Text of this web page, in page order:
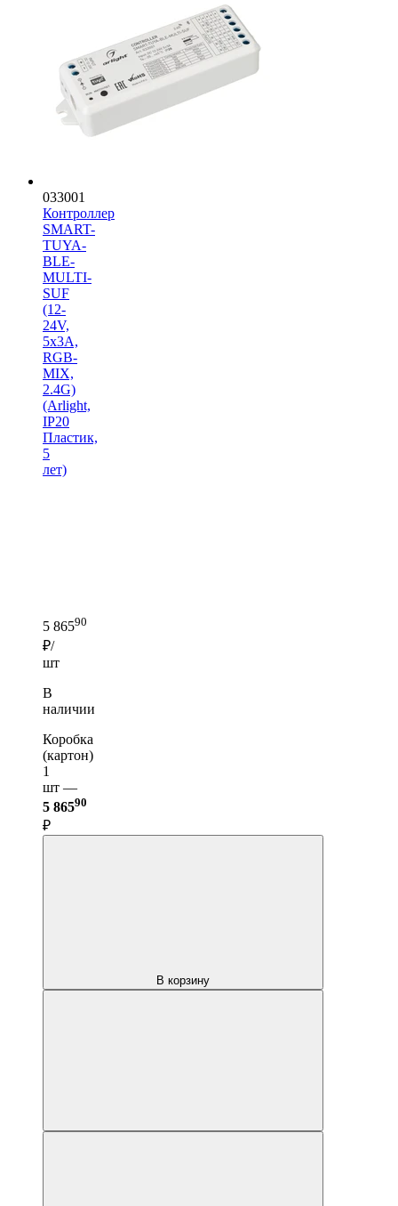
033001
Контроллер
SMART-
TUYA-
BLE-
MULTI-
SUF
(12-
24V,
5x3A,
RGB-
MIX,
2.4G)
(Arlight,
IP20
Пластик,
5
лет)
5 86590
₽/
шт
В
наличии
Коробка
(картон)
1
шт —
5 86590
₽
В корзину